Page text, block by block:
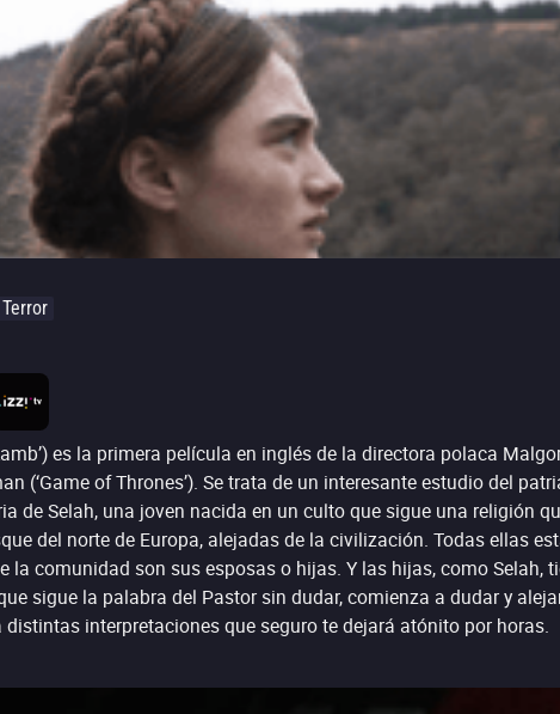
Terror
es la primera película en inglés de la directora polaca
(‘Game of Thrones’). Se trata de un interesante estudio del
de Selah, una joven nacida en un culto que sigue una religión
del norte de Europa, alejadas de la civilización. Todas ellas
la comunidad son sus esposas o hijas. Y las hijas, como
sigue la palabra del Pastor sin dudar, comienza a dudar y
interpretaciones que seguro te dejará atónito por horas.